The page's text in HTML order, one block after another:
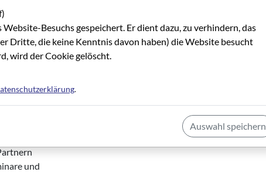
steht,
&
und
Besuchs gespeichert. Er dient dazu, zu verhindern, das
Dritte, die keine Kenntnis davon haben) die Website besucht
wird der Cookie gelöscht.
.
Auswahl speichern